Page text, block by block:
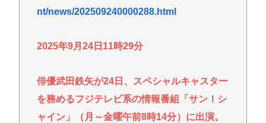
る・・・・・・・・・
と酷評も再放送で視聴率30％超えwww
www
ラーメン二郎「もう食わない？ さっきは食べれるっ
て言ったじゃねーか！」（ヽ´ん`）「」 反論できる？
nt/news/202509240000288.html
2025年9月24日11時29分
俳優武田鉄矢が24日、スペシャルキャスター
を務めるフジテレビ系の情報番組「サン！シ
ャイン」（月～金曜午前8時14分）に出演。